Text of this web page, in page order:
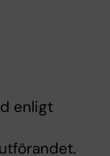
enligt